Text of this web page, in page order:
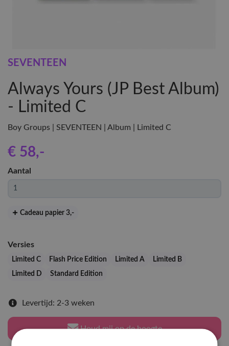
SEVENTEEN
Always Yours (JP Best Album)
- Limited C
Boy Groups | SEVENTEEN | Album | Limited C
€ 58,-
Aantal
Cadeau papier 3,-
Versies
Limited C Flash Price Edition Limited A
Limited B
Limited D
Standard Edition
Levertijd: 2-3 weken
Houd mij op de hoogte